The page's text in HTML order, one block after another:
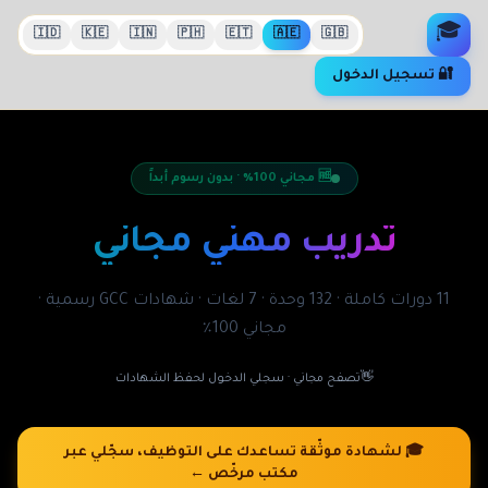
🎓
🇬🇧
🇦🇪
🇪🇹
🇵🇭
🇮🇳
🇰🇪
🇮🇩
🔐 تسجيل الدخول
🆓 مجاني 100٪ · بدون رسوم أبداً
تدريب مهني مجاني
11 دورات كاملة · 132 وحدة · 7 لغات · شهادات GCC رسمية ·
مجاني 100٪
👋تصفح مجاني · سجلي الدخول لحفظ الشهادات
🎓 لشهادة موثّقة تساعدك على التوظيف، سجّلي عبر
مكتب مرخّص ←